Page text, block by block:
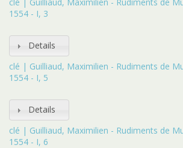
1554 - I, 3
Details
clé | Guilliaud, Maximilien - Rudiments de
1554 - I, 5
Details
clé | Guilliaud, Maximilien - Rudiments de
1554 - I, 6